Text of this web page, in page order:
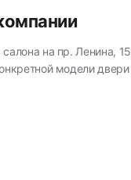
на пр. Ленина,
модели двери